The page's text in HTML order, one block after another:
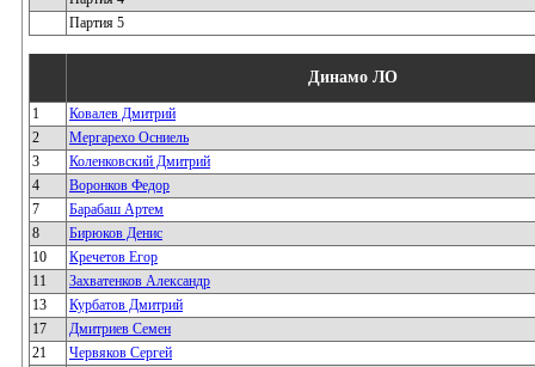
Партия 5
Динамо ЛО
1
Ковалев Дмитрий
2
Мергарехо Осниель
3
Коленковский Дмитрий
4
Воронков Федор
7
Барабаш Артем
8
Бирюков Денис
10
Кречетов Егор
11
Захватенков Александр
13
Курбатов Дмитрий
17
Дмитриев Семен
21
Червяков Сергей